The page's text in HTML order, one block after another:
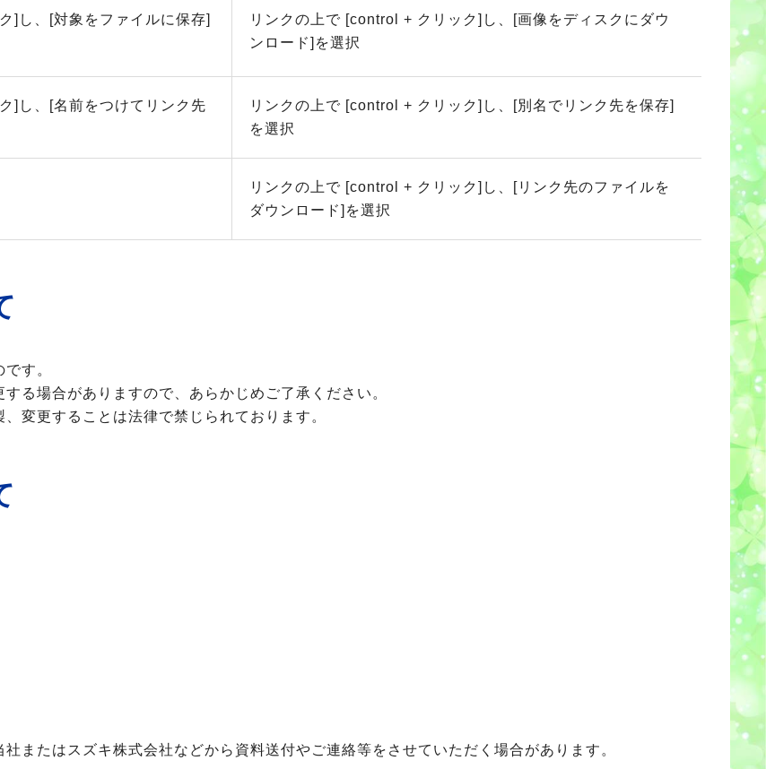
]し、[対象をファイルに保存]
リンクの上で [control + クリック]し、[画像をディスクにダウ
ンロード]を選択
]し、[名前をつけてリンク先
リンクの上で [control + クリック]し、[別名でリンク先を保存]
を選択
リンクの上で [control + クリック]し、[リンク先のファイルを
ダウンロード]を選択
す。
る場合がありますので、あらかじめご了承ください。
変更することは法律で禁じられております。
またはスズキ株式会社などから資料送付やご連絡等をさせていただく場合があります。